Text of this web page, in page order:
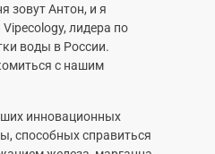
зовут Антон, и я
лидера по
воды в России.
с нашим
инновационных
способных справиться